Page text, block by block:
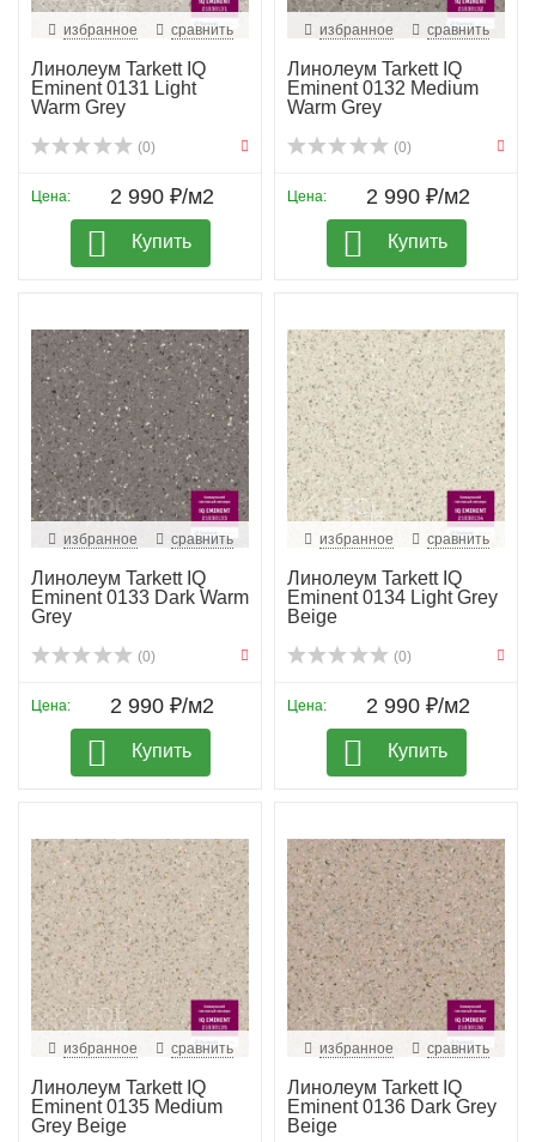
избранное сравнить
Линолеум Tarkett IQ
Eminent 0131 Light
Warm Grey
(0)
Цена: 2 990 ₽/м2
Купить
избранное сравнить
Линолеум Tarkett IQ
Eminent 0132 Medium
Warm Grey
(0)
Цена: 2 990 ₽/м2
Купить
избранное сравнить
Линолеум Tarkett IQ
Eminent 0133 Dark Warm
Grey
(0)
Цена: 2 990 ₽/м2
Купить
избранное сравнить
Линолеум Tarkett IQ
Eminent 0134 Light Grey
Beige
(0)
Цена: 2 990 ₽/м2
Купить
избранное сравнить
Линолеум Tarkett IQ
Eminent 0135 Medium
Grey Beige
избранное сравнить
Линолеум Tarkett IQ
Eminent 0136 Dark Grey
Beige